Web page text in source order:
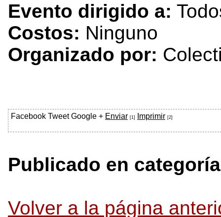
Evento dirigido a:
Costos: Ninguno
Organizado por:
Facebook Tweet Google + Enviar [1] Imprimir [2]
Publicado en
Volver a la página